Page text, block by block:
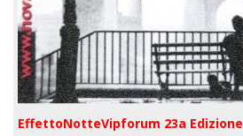
EffettoNotteVipforum 23a Edizione